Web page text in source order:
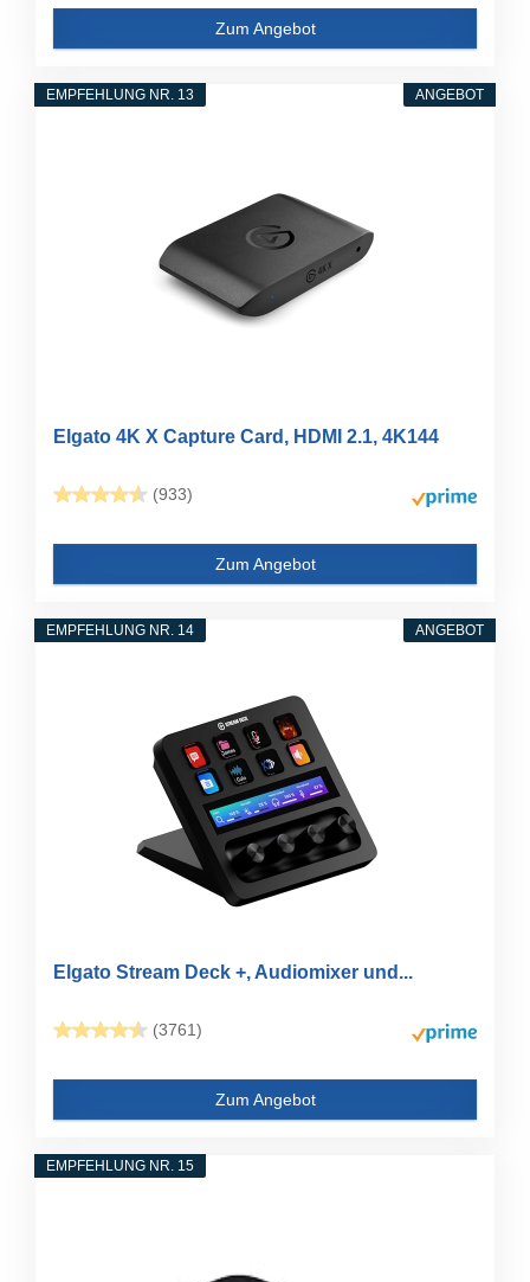
Zum Angebot
ANGEBOT
EMPFEHLUNG NR. 13
Elgato 4K X Capture Card, HDMI 2.1, 4K144
(933)
Zum Angebot
ANGEBOT
EMPFEHLUNG NR. 14
Elgato Stream Deck +, Audiomixer und...
(3761)
Zum Angebot
EMPFEHLUNG NR. 15